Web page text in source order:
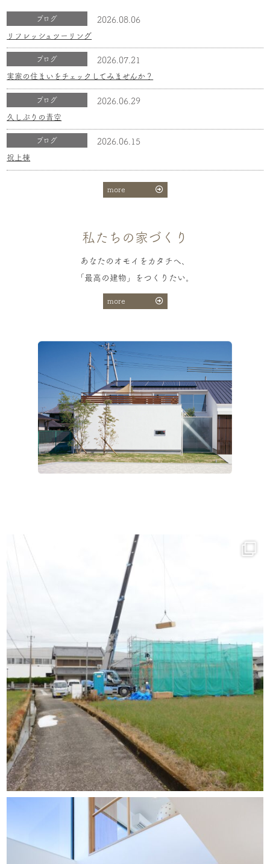
ブログ 2026.08.06
リフレッシュツーリング
ブログ 2026.07.21
実家の住まいをチェックしてみませんか？
ブログ 2026.06.29
久しぶりの青空
ブログ 2026.06.15
祝上棟
more
私たちの家づくり
あなたのオモイをカタチへ、
「最高の建物」をつくりたい。
more